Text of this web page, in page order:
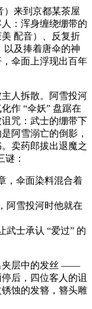
）来到京都某茶屋
：浑身缠绕绷带的
配音）、反复折
以及捧着唐伞的神
伞面上浮现出百年
人拆散。阿雪投河
作 “伞妖” 盘踞在
咒：武士的绷带下
阿雪溺亡的倒影，
卖药郎拔出退魔之
：
，伞面染料混合着
阿雪投河时他就在
武士承认 “爱过” 的
夹层中的发丝 ——
后，四位客人的诅
蚀的发簪，簪头雕